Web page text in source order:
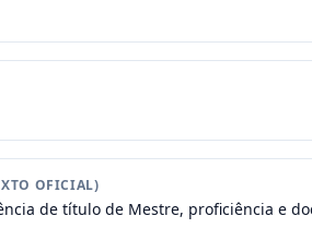
OFICIAL)
de título de Mestre, proficiência e